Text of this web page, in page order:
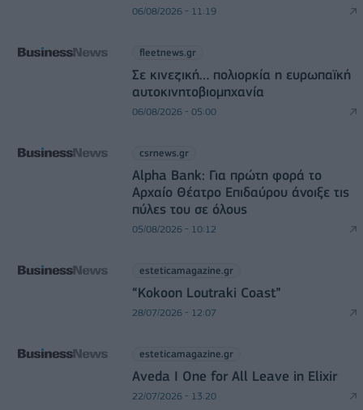
06/08/2026 - 11:19
fleetnews.gr
Σε κινεζική… πολιορκία η ευρωπαϊκή
αυτοκινητοβιομηχανία
06/08/2026 - 05:00
csrnews.gr
Alpha Bank: Για πρώτη φορά το
Αρχαίο Θέατρο Επιδαύρου άνοιξε τις
πύλες του σε όλους
05/08/2026 - 10:12
esteticamagazine.gr
“Kokoon Loutraki Coast”
28/07/2026 - 12:07
esteticamagazine.gr
Aveda I One for All Leave in Elixir
22/07/2026 - 13:20